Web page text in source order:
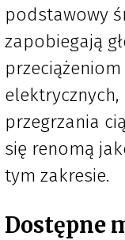
podstawowy
zapobiegają
przegrzania
się renomą
tym zakresie.
Dostępne